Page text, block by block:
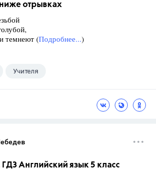
отрывках
темнеют (Подробнее...)
Учителя
Английский язык 5 класс